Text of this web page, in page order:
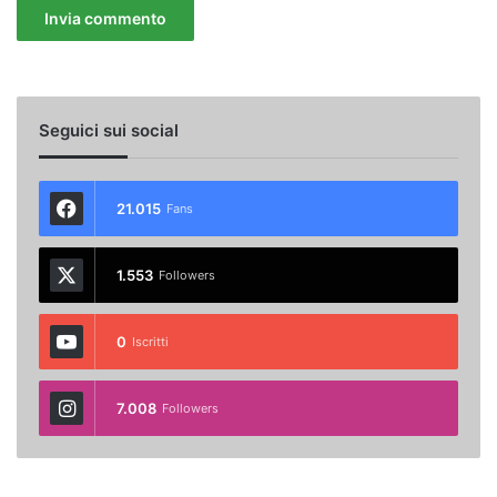
Seguici sui social
21.015 Fans
1.553 Followers
0 Iscritti
7.008 Followers